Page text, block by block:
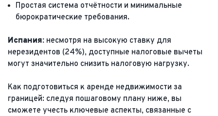
Простая система отчётности и минимальные
бюрократические требования.
Испания: несмотря на высокую ставку для
нерезидентов (24%), доступные налоговые вычеты
могут значительно снизить налоговую нагрузку.
Как подготовиться к аренде недвижимости за
границей: следуя пошаговому плану ниже, вы
сможете учесть ключевые аспекты, связанные с